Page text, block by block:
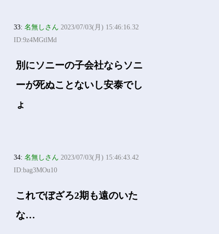
33:名無しさん 2023/07/03(月) 15:46:16.32
ID:9z4MGtlMd
別にソニーの子会社ならソニ
ーが死ぬことないし安泰でし
ょ
34:名無しさん 2023/07/03(月) 15:46:43.42
ID:bag3MOu10
これでぼざろ2期も遠のいた
な…